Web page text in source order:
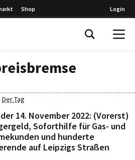
Shop Login
Der Tag
14. November 2022: (Vorerst)
Soforthilfe für Gas- und
und hunderte
auf Leipzigs Straßen